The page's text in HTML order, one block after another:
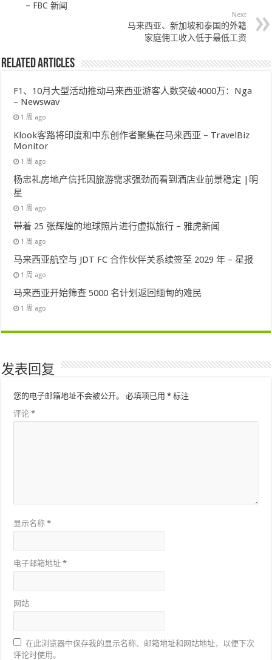
– FBC 新闻
Next
马来西亚、新加坡和泰国的外籍
家庭佣工收入低于最低工资
Related Articles
F1、10月大型活动推动马来西亚游客人数突破4000万：Nga
– Newswav
1 周 ago
Klook客路将印度和中东创作者聚集在马来西亚 – TravelBiz
Monitor
1 周 ago
杨忠礼房地产信托因旅游需求强劲而看到酒店业前景稳定 |明
星
1 周 ago
带着 25 张辉煌的地球照片进行虚拟旅行 – 雅虎新闻
1 周 ago
马来西亚航空与 JDT FC 合作伙伴关系续签至 2029 年 – 星报
1 周 ago
马来西亚开始筛查 5000 名计划返回缅甸的难民
1 周 ago
发表回复
您的电子邮箱地址不会被公开。 必填项已用* 标注
评论*
显示名称*
电子邮箱地址*
网站
在此浏览器中保存我的显示名称、邮箱地址和网站地址，以便下次
评论时使用。